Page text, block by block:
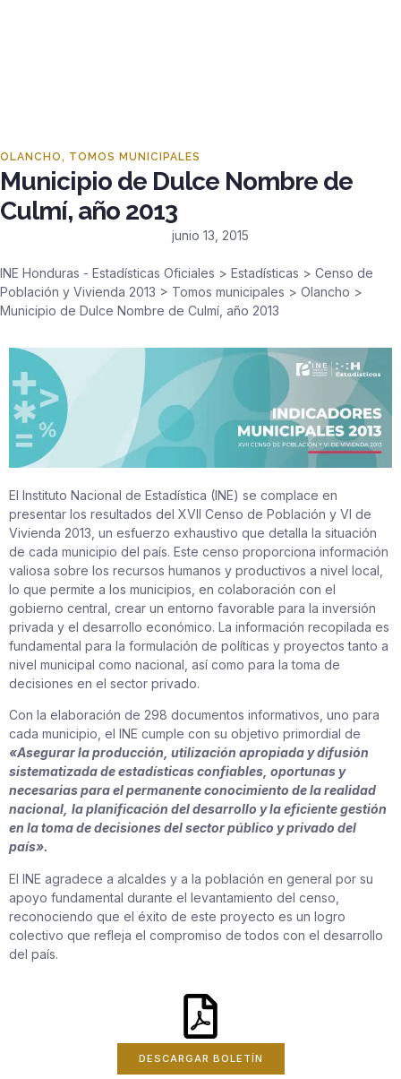
OLANCHO, TOMOS MUNICIPALES
Municipio de Dulce Nombre de
Culmí, año 2013
junio 13, 2015
INE Honduras - Estadísticas Oficiales > Estadísticas > Censo de
Población y Vivienda 2013 > Tomos municipales > Olancho >
Municipio de Dulce Nombre de Culmí, año 2013
El Instituto Nacional de Estadística (INE) se complace en
presentar los resultados del XVII Censo de Población y VI de
Vivienda 2013, un esfuerzo exhaustivo que detalla la situación
de cada municipio del país. Este censo proporciona información
valiosa sobre los recursos humanos y productivos a nivel local,
lo que permite a los municipios, en colaboración con el
gobierno central, crear un entorno favorable para la inversión
privada y el desarrollo económico. La información recopilada es
fundamental para la formulación de políticas y proyectos tanto a
nivel municipal como nacional, así como para la toma de
decisiones en el sector privado.
Con la elaboración de 298 documentos informativos, uno para
cada municipio, el INE cumple con su objetivo primordial de
«Asegurar la producción, utilización apropiada y difusión
sistematizada de estadísticas confiables, oportunas y
necesarias para el permanente conocimiento de la realidad
nacional, la planificación del desarrollo y la eficiente gestión
en la toma de decisiones del sector público y privado del
país».
El INE agradece a alcaldes y a la población en general por su
apoyo fundamental durante el levantamiento del censo,
reconociendo que el éxito de este proyecto es un logro
colectivo que refleja el compromiso de todos con el desarrollo
del país.
DESCARGAR BOLETÍN